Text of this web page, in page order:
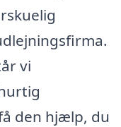
vi
den hjælp, du